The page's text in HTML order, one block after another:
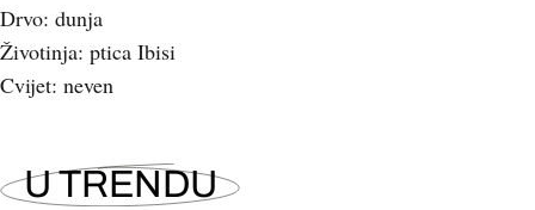
Drvo: dunja
Životinja: ptica Ibisi
Cvijet: neven
U TRENDU